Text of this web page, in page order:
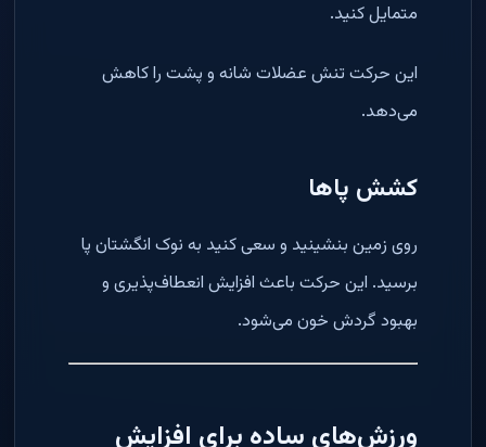
متمایل کنید.
این حرکت تنش عضلات شانه و پشت را کاهش
می‌دهد.
کشش پاها
روی زمین بنشینید و سعی کنید به نوک انگشتان پا
برسید. این حرکت باعث افزایش انعطاف‌پذیری و
بهبود گردش خون می‌شود.
ورزش‌های ساده برای افزایش